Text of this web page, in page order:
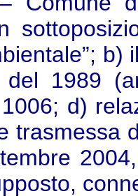
del 1989
d)
trasmessa